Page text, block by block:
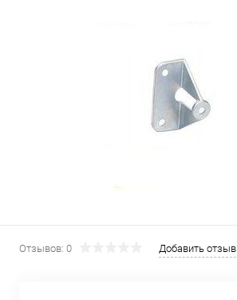
Отзывов: 0 Добавить отзыв